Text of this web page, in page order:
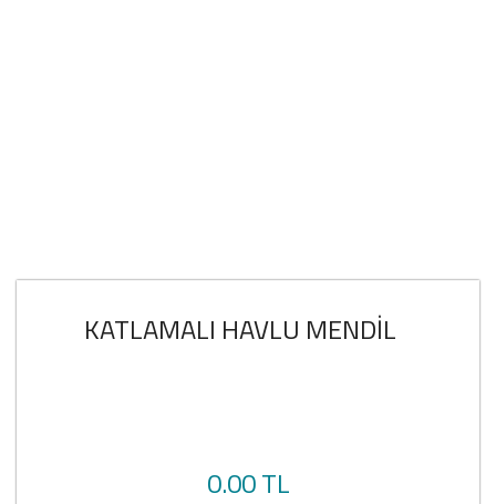
KATLAMALI HAVLU MENDİL
0.00 TL